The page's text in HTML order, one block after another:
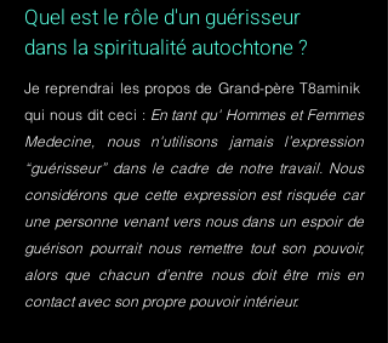
Quel est le rôle d'un guérisseur
dans la spiritualité autochtone ?
Je reprendrai les propos de Grand-père T8aminik
qui nous dit ceci : En tant qu' Hommes et Femmes
Medecine, nous n'utilisons jamais l’expression
“guérisseur” dans le cadre de notre travail. Nous
considérons que cette expression est risquée car
une personne venant vers nous dans un espoir de
guérison pourrait nous remettre tout son pouvoir,
alors que chacun d’entre nous doit être mis en
contact avec son propre pouvoir intérieur.